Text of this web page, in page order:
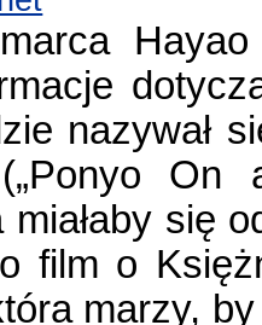
Hayao
nazywał
On
miałaby się
film o
marzy,